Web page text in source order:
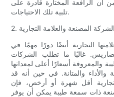
أن الرافعة المختارة قادرة على
تلبية تلك الاحتياجات.
2. الشركة المصنعة والعلامة التجارية
التجارية أيضًا دورًا مهمًا في
غالبًا ما تطلب الشركات
والمعروفة أسعارًا أعلى لمعداتها
والأداء والمتانة. في حين أنه قد
أقل شهرة أو أرخص، فإن
ذات سمعة طيبة يمكن أن يوفر